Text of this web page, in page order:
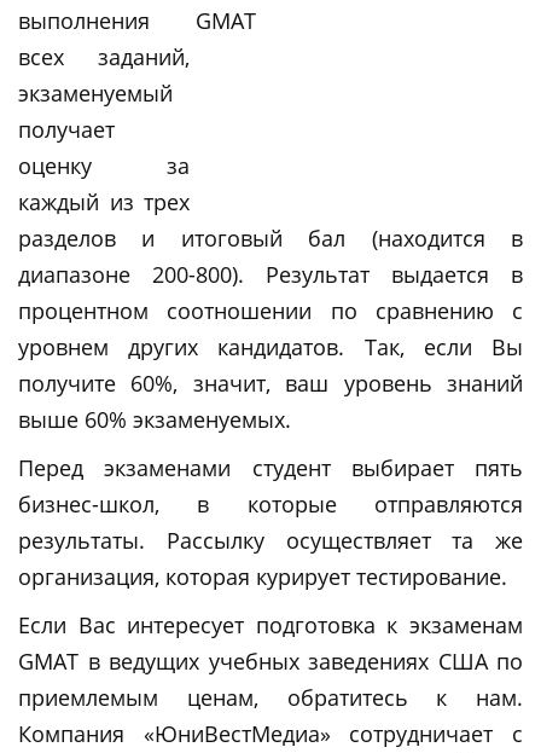
выполнения
всех заданий,
экзаменуемый
получает
оценку за
каждый из трех
разделов и итоговый бал (находится в
диапазоне 200-800). Результат выдается в
процентном соотношении по сравнению с
уровнем других кандидатов. Так, если Вы
получите 60%, значит, ваш уровень знаний
выше 60% экзаменуемых.
Перед экзаменами студент выбирает пять
бизнес-школ, в которые отправляются
результаты. Рассылку осуществляет та же
организация, которая курирует тестирование.
Если Вас интересует подготовка к экзаменам
GMAT в ведущих учебных заведениях США по
приемлемым ценам, обратитесь к нам.
Компания «ЮниВестМедиа» сотрудничает с